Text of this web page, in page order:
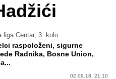
liga Centar, 3. kolo
raspoloženi, sigurne
Radnika, Bosne Union,
02.09.18. 21:10